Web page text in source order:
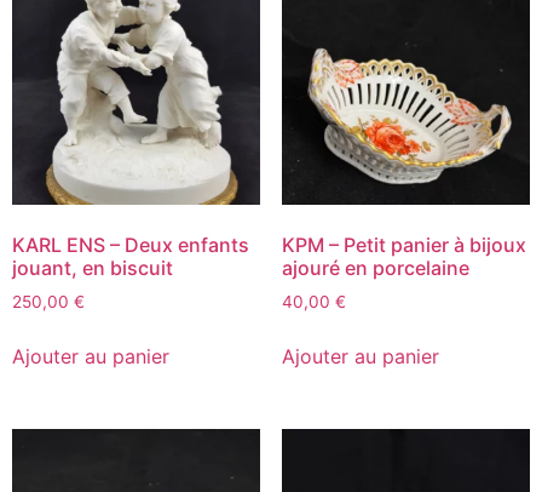
KARL ENS – Deux enfants
jouant, en biscuit
250,00 €
Ajouter au panier
KPM – Petit panier à bijoux
ajouré en porcelaine
40,00 €
Ajouter au panier